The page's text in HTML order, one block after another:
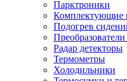
Парктроники
Комплектующие
Подогрев
Радар детекторы
Термометры
Холодильники